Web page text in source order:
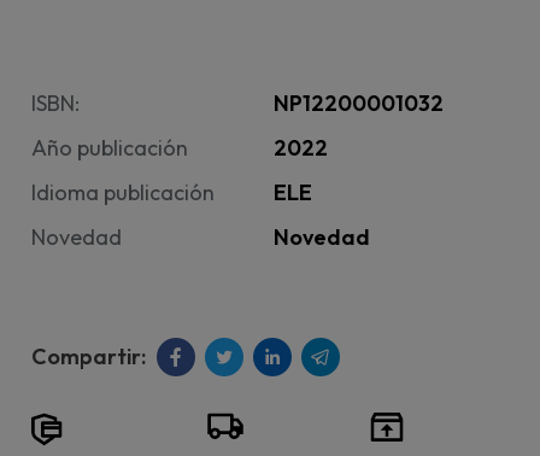
ISBN:
NP12200001032
Año publicación
2022
Idioma publicación
ELE
Novedad
Novedad